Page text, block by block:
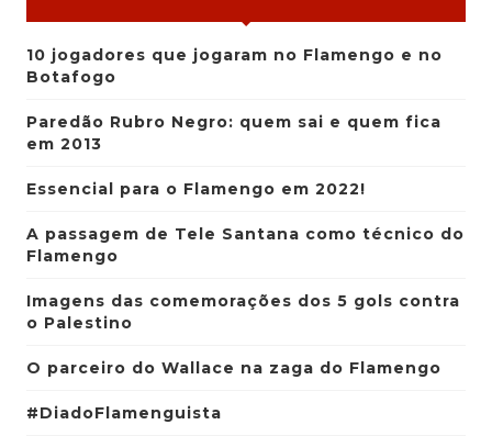
10 jogadores que jogaram no Flamengo e no
Botafogo
Paredão Rubro Negro: quem sai e quem fica
em 2013
Essencial para o Flamengo em 2022!
A passagem de Tele Santana como técnico do
Flamengo
Imagens das comemorações dos 5 gols contra
o Palestino
O parceiro do Wallace na zaga do Flamengo
#DiadoFlamenguista